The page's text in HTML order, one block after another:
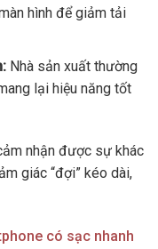
hình để giảm tải
Nhà sản xuất thường
lại hiệu năng tốt
nhận được sự khác
giác “đợi” kéo dài,
có sạc nhanh